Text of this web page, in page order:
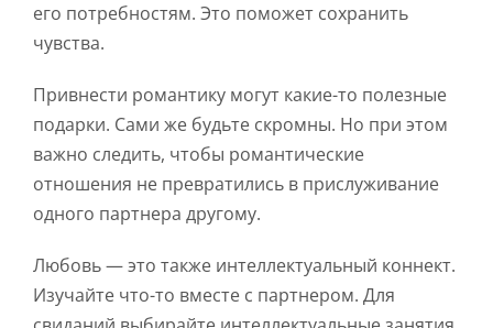
его потребностям. Это поможет сохранить
чувства.
Привнести романтику могут какие-то полезные
подарки. Сами же будьте скромны. Но при этом
важно следить, чтобы романтические
отношения не превратились в прислуживание
одного партнера другому.
Любовь — это также интеллектуальный коннект.
Изучайте что-то вместе с партнером. Для